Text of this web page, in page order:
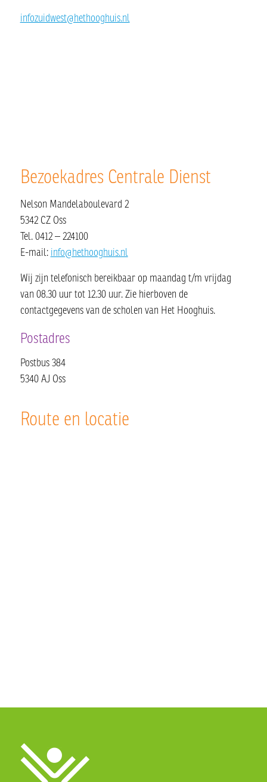
infozuidwest@hethooghuis.nl
Bezoekadres Centrale Dienst
Nelson Mandelaboulevard 2
5342 CZ Oss
Tel. 0412 – 224100
E-mail: info@hethooghuis.nl
Wij zijn telefonisch bereikbaar op maandag t/m vrijdag
van 08.30 uur tot 12.30 uur. Zie hierboven de
contactgegevens van de scholen van Het Hooghuis.
Postadres
Postbus 384
5340 AJ Oss
Route en locatie